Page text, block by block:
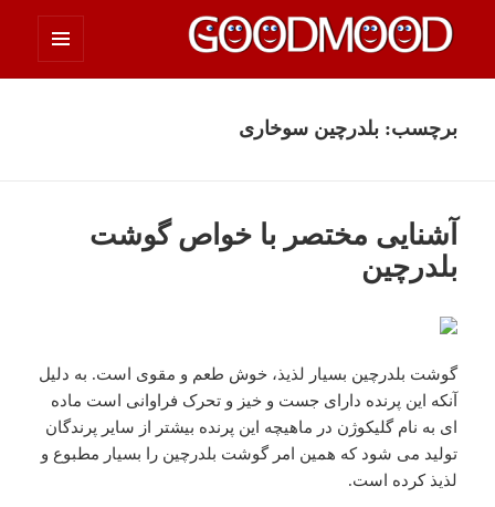
چیزای خووب مووب
برچسب:بلدرچین سوخاری
آشنایی مختصر با خواص گوشت
بلدرچین
گوشت بلدرچین بسیار لذیذ، خوش طعم و مقوی است. به دلیل
آنکه این پرنده دارای جست و خیز و تحرک فراوانی است ماده
ای به نام گلیکوژن در ماهیچه این پرنده بیشتر از سایر پرندگان
تولید می شود که همین امر گوشت بلدرچین را بسیار مطبوع و
لذیذ کرده است.